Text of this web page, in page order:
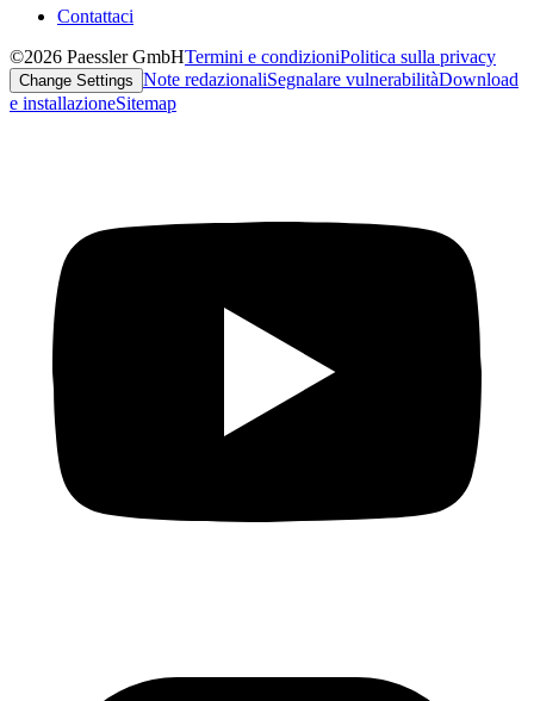
Contattaci
©2026 Paessler GmbHTermini e condizioniPolitica sulla privacy
Change Settings Note redazionaliSegnalare vulnerabilitàDownload
e installazioneSitemap